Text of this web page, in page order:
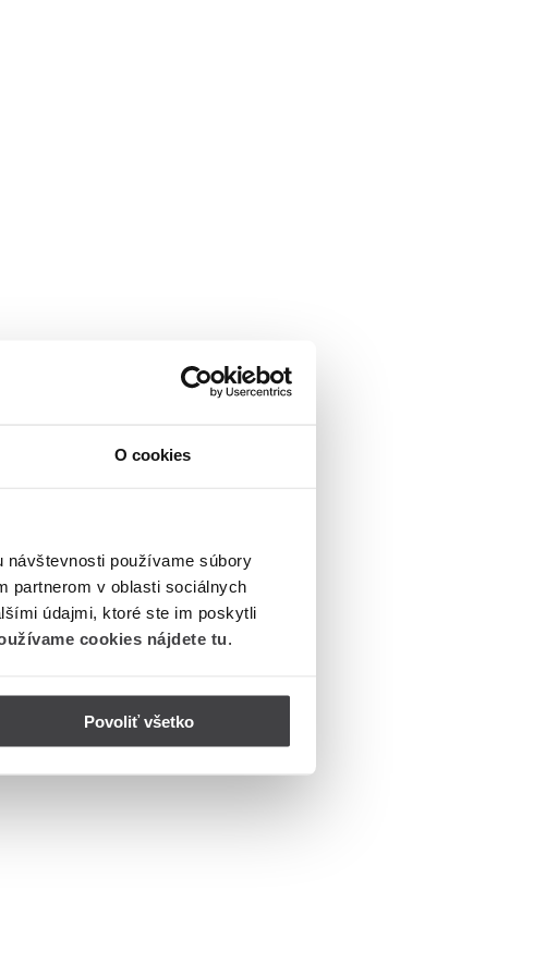
O cookies
návštevnosti používame súbory
partnerom v oblasti sociálnych
údajmi, ktoré ste im poskytli
cookies nájdete tu.
Povoliť všetko